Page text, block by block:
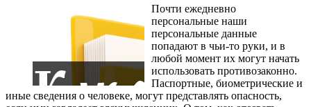
Почти ежедневно
персональные наши
персональные данные
попадают в чьи-то руки, и в
любой момент их могут начать
использовать противозаконно.
Паспортные, биометрические и
иные сведения о человеке, могут представлять опасность,